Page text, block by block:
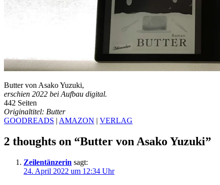
Butter von Asako Yuzuki,
erschien 2022 bei Aufbau digital.
442 Seiten
Originaltitel: Butter
GOODREADS | AMAZON | VERLAG
2 thoughts on “Butter von Asako Yuzuki”
Zeilentänzerin sagt:
24. April 2022 um 12:34 Uhr